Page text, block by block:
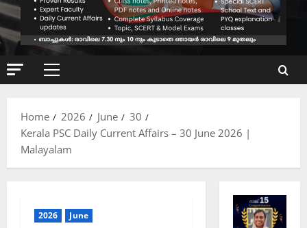
Primary
Home
2026 June
30
Kerala PSC Daily Current Affairs – 30 June 2026 |
Malayalam
2026 June